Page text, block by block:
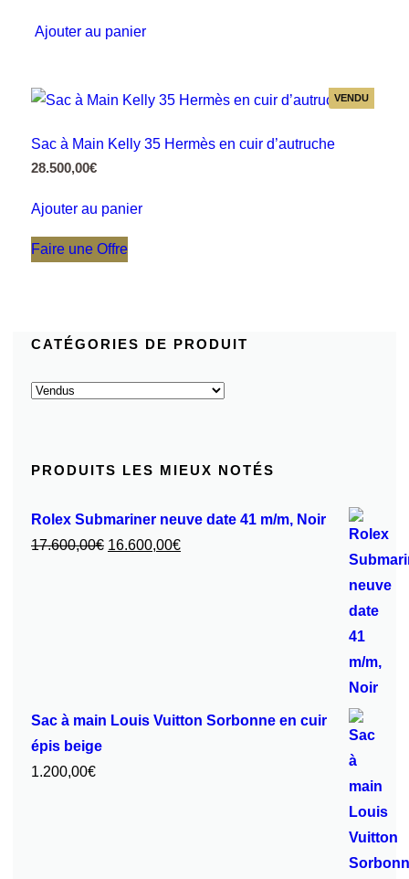
Ajouter au panier
VENDU
Sac à Main Kelly 35 Hermès en cuir d’autruche
28.500,00€
Ajouter au panier
Faire une Offre
CATÉGORIES DE PRODUIT
PRODUITS LES MIEUX NOTÉS
Rolex Submariner neuve date 41 m/m, Noir
17.600,00€ Le
16.600,00€Le
Sac à main Louis Vuitton Sorbonne en cuir
épis beige
1.200,00€